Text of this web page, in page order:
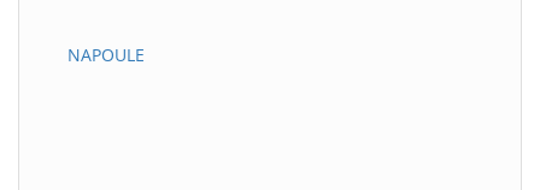
NAPOULE